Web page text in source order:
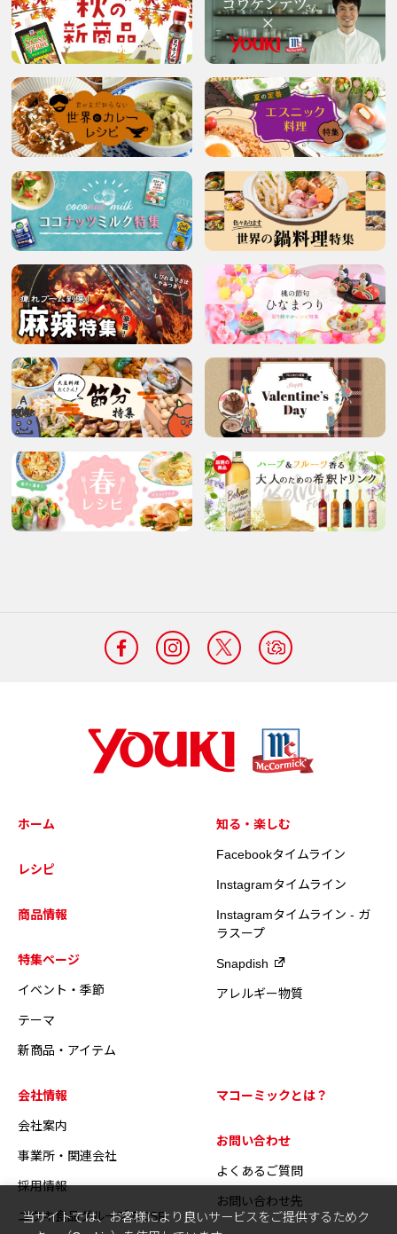
ホーム
レシピ
商品情報
特集ページ
イベント・季節
テーマ
新商品・アイテム
知る・楽しむ
Facebookタイムライン
Instagramタイムライン
Instagramタイムライン - ガ
ラスープ
Snapdish
アレルギー物質
会社情報
会社案内
事業所・関連会社
採用情報
ユウキ食品グループのCSR
マコーミックとは？
お問い合わせ
よくあるご質問
お問い合わせ先
当サイトでは、お客様により良いサービスをご提供するためク